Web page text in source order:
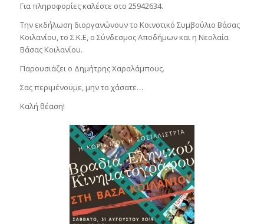
Για πληροφορίες καλέστε στο 25942634.
Την εκδήλωση διοργανώνουν το Κοινοτικό Συμβούλιο Βάσας
Κοιλανίου, το Σ.Κ.Ε, ο Σύνδεσμος Αποδήμων και η Νεολαία
Βάσας Κοιλανίου.
Παρουσιάζει ο Δημήτρης Χαραλάμπους.
Σας περιμένουμε, μην το χάσατε…
Καλή θέαση!